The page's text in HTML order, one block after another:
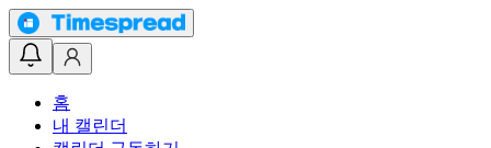
홈
내 캘린더